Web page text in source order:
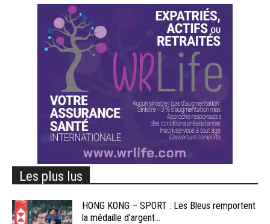
Les plus lus
HONG KONG – SPORT : Les Bleus remportent
la médaille d’argent...